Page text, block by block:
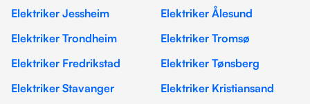
Elektriker Jessheim
Elektriker Ålesund
Elektriker Trondheim
Elektriker Tromsø
Elektriker Fredrikstad
Elektriker Tønsberg
Elektriker Stavanger
Elektriker Kristiansand